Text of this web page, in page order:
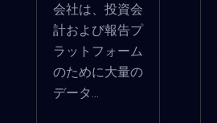
会社は、投資会
計および報告プ
ラットフォーム
のために大量の
データ...